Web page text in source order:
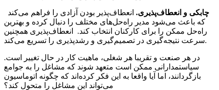
چابکی و انعطاف‌‌پذیری. انعطاف‌‌پذیر بودن آزادی را فراهم می‌کند
که باعث می‌شود مدیر راه‌حل‌‌های مختلف را دنبال کرده و بهترین
راه‌حل ممکن را برای کارکنان انتخاب کند. انعطاف‌‌پذیری همچنین
سرعت نتیجه‌‌گیری در تصمیم‌گیری و رشدپذیری را تسریع می‌کند.
در هر صنعت و تقریبا هر شغلی، ماهیت کار در حال تغییر است.
سیاستمدارانی ممکن است متعهد شوند که مشاغل را به جوامع
بازگردانند، اما آیا واقعا به این فکر کرده‌‌اند که چگونه اتوماسیون
می‌تواند این مشاغل را متحول کند؟